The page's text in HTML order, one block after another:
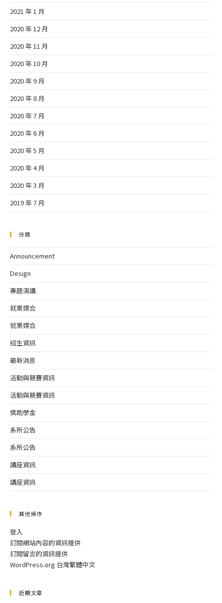
2021 年 1 月
2020 年 12 月
2020 年 11 月
2020 年 10 月
2020 年 9 月
2020 年 8 月
2020 年 7 月
2020 年 6 月
2020 年 5 月
2020 年 4 月
2020 年 3 月
2019 年 7 月
分類
Announcement
Design
專題演講
就業媒合
就業媒合
招生資訊
最新消息
活動與競賽資訊
活動與競賽資訊
獎助學金
系所公告
系所公告
講座資訊
講座資訊
其他操作
登入
訂閱網站內容的資訊提供
訂閱留言的資訊提供
WordPress.org 台灣繁體中文
近期文章